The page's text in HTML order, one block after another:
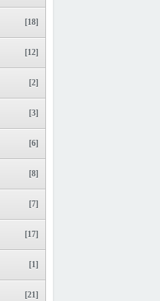
[18]
[12]
[2]
[3]
[6]
[8]
[7]
[17]
[1]
[21]